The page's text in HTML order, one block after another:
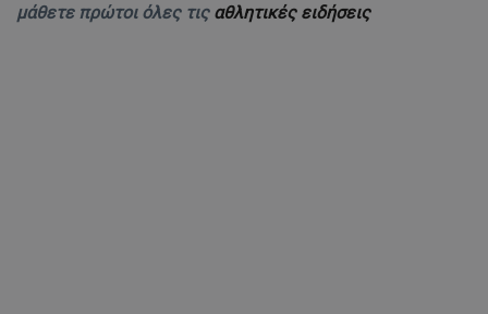
μάθετε πρώτοι όλες τις αθλητικές ειδήσεις